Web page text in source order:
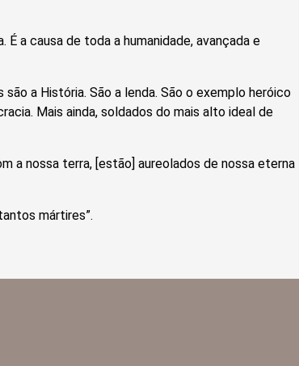
É a causa de toda a humanidade, avançada e
a História. São a lenda. São o exemplo heróico
Mais ainda, soldados do mais alto ideal de
a nossa terra, [estão] aureolados de nossa eterna
mártires”.